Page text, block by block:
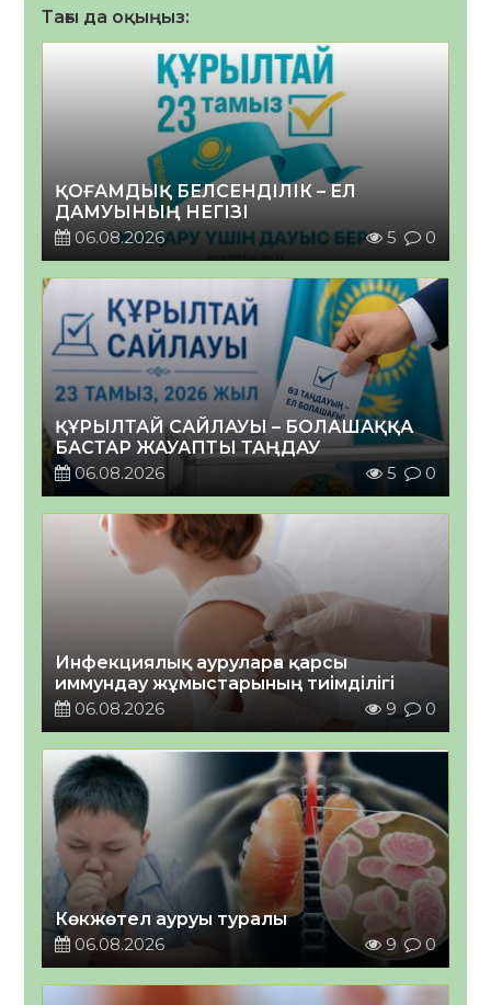
Тағы да оқыңыз:
ҚОҒАМДЫҚ БЕЛСЕНДІЛІК – ЕЛ
ДАМУЫНЫҢ НЕГІЗІ
06.08.2026
5 0
ҚҰРЫЛТАЙ САЙЛАУЫ – БОЛАШАҚҚА
БАСТАР ЖАУАПТЫ ТАҢДАУ
06.08.2026
5 0
Инфекциялық ауруларға қарсы
иммундау жұмыстарының тиімділігі
06.08.2026
9 0
Көкжөтел ауруы туралы
06.08.2026
9 0